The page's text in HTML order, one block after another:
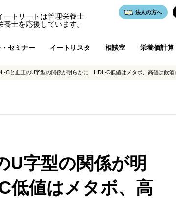
ートリートは管理栄養士
養士を応援しています。
法人の方へ
セミナー イートリスタ 相談室 栄養価計算
Cと血圧のU字型の関係が明らかに HDL-C低値はメタボ、高値は飲
U字型の関係が明
値はメタボ、高